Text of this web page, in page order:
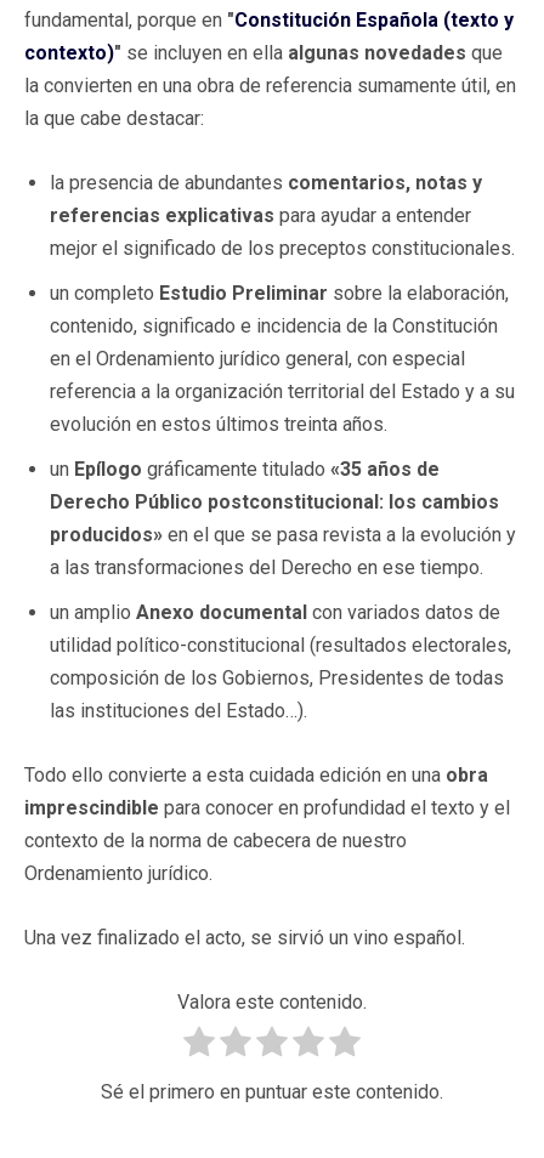
fundamental, porque en "Constitución Española (texto y
contexto)" se incluyen en ella algunas novedades que
la convierten en una obra de referencia sumamente útil, en
la que cabe destacar:
la presencia de abundantes comentarios, notas y
referencias explicativas para ayudar a entender
mejor el significado de los preceptos constitucionales.
un completo Estudio Preliminar sobre la elaboración,
contenido, significado e incidencia de la Constitución
en el Ordenamiento jurídico general, con especial
referencia a la organización territorial del Estado y a su
evolución en estos últimos treinta años.
un Epílogo gráficamente titulado «35 años de
Derecho Público postconstitucional: los cambios
producidos» en el que se pasa revista a la evolución y
a las transformaciones del Derecho en ese tiempo.
un amplio Anexo documental con variados datos de
utilidad político-constitucional (resultados electorales,
composición de los Gobiernos, Presidentes de todas
las instituciones del Estado…).
Todo ello convierte a esta cuidada edición en una obra
imprescindible para conocer en profundidad el texto y el
contexto de la norma de cabecera de nuestro
Ordenamiento jurídico.
Una vez finalizado el acto, se sirvió un vino español.
Valora este contenido.
Sé el primero en puntuar este contenido.